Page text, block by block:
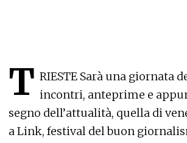
T RIESTE Sarà una giornata
incontri, anteprime e
segno dell’attualità, quella di
a Link, festival del buon